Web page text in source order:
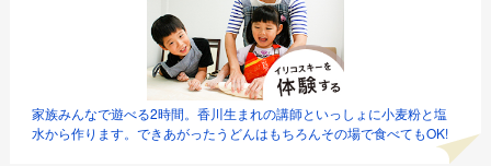
家族みんなで遊べる2時間。香川生まれの講師といっしょに小麦粉と塩
水から作ります。できあがったうどんはもちろんその場で食べてもOK!